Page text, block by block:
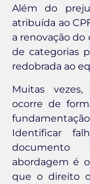
Além do
atribuída ao
a renovação
de categorias
redobrada ao
Muitas
ocorre de
Identificar
documento
abordagem é
que o direito